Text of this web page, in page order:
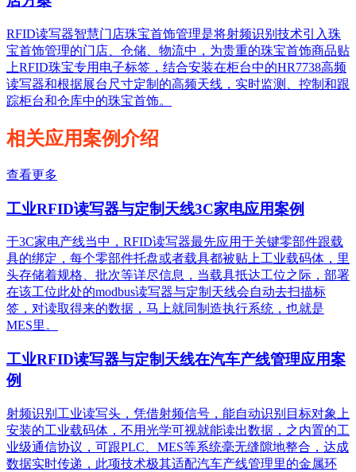
RFID读写器智慧门店珠宝首饰管理是将射频识别技术引入珠
宝首饰管理的门店、仓储、物流中，为贵重的珠宝首饰商品贴
上RFID珠宝专用电子标签，结合安装在柜台中的HR7738高频
读写器和根据展台尺寸定制的高频天线，实时监测、控制和跟
踪柜台和仓库中的珠宝首饰。
相关应用案例介绍
查看更多
工业RFID读写器与定制天线3C家电应用案例
于3C家电产线当中，RFID读写器最先应用于关键零部件跟载
具的绑定，每个零部件托盘或者载具都被贴上工业载码体，里
头存储着规格、批次等详尽信息，当载具抵达工位之际，部署
在该工位此处的modbus读写器与定制天线会自动去扫描标
签，对读取得来的数据，马上就同制造执行系统，也就是
MES里。
工业RFID读写器与定制天线在汽车产线管理应用案
例
射频识别工业读写头，凭借射频信号，能自动识别目标对象上
安装的工业载码体，不用光学可视就能读出数据，之内置的工
业级通信协议，可跟PLC、MES等系统毫无缝隙地整合，达成
数据实时传递，此项技术极其适配汽车产线管理里的金属环